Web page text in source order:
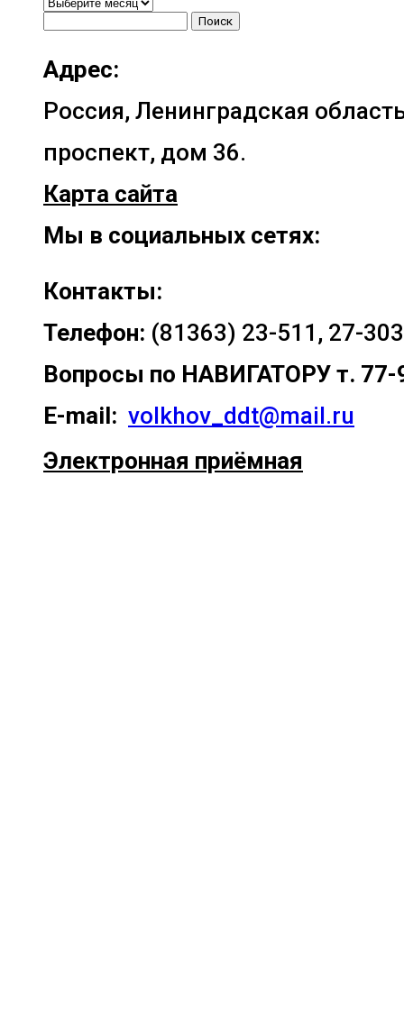
Адрес:
Россия, Ленинградская
проспект, дом 36.
Карта сайта
Мы в социальных сетях:
Контакты:
Телефон: (81363) 23-511, 27-303
Вопросы по НАВИГАТОРУ т. 77-
E-mail: volkhov_ddt@mail.ru
Электронная приёмная